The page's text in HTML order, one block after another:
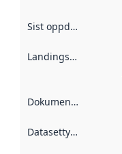
Sist oppdatert
Landingsside
Dokumentasjon
Datasettype